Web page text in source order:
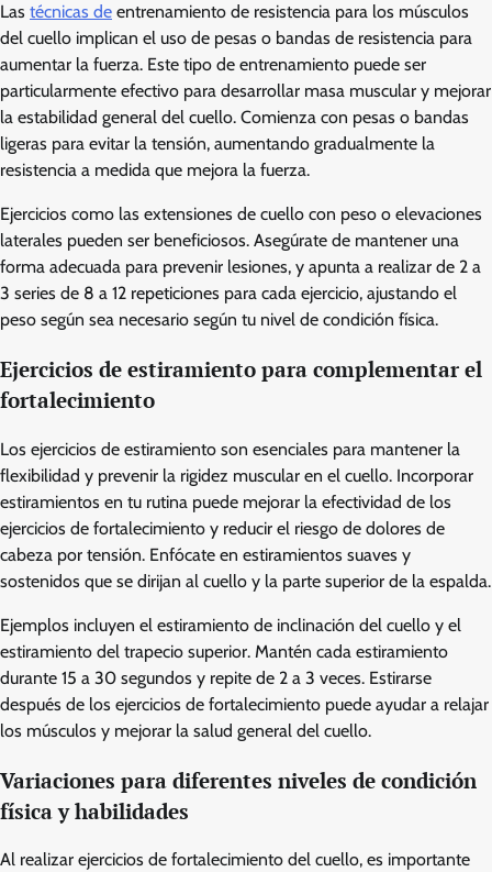
Las técnicas de entrenamiento de resistencia para los músculos
del cuello implican el uso de pesas o bandas de resistencia para
aumentar la fuerza. Este tipo de entrenamiento puede ser
particularmente efectivo para desarrollar masa muscular y mejorar
la estabilidad general del cuello. Comienza con pesas o bandas
ligeras para evitar la tensión, aumentando gradualmente la
resistencia a medida que mejora la fuerza.
Ejercicios como las extensiones de cuello con peso o elevaciones
laterales pueden ser beneficiosos. Asegúrate de mantener una
forma adecuada para prevenir lesiones, y apunta a realizar de 2 a
3 series de 8 a 12 repeticiones para cada ejercicio, ajustando el
peso según sea necesario según tu nivel de condición física.
Ejercicios de estiramiento para complementar el
fortalecimiento
Los ejercicios de estiramiento son esenciales para mantener la
flexibilidad y prevenir la rigidez muscular en el cuello. Incorporar
estiramientos en tu rutina puede mejorar la efectividad de los
ejercicios de fortalecimiento y reducir el riesgo de dolores de
cabeza por tensión. Enfócate en estiramientos suaves y
sostenidos que se dirijan al cuello y la parte superior de la espalda.
Ejemplos incluyen el estiramiento de inclinación del cuello y el
estiramiento del trapecio superior. Mantén cada estiramiento
durante 15 a 30 segundos y repite de 2 a 3 veces. Estirarse
después de los ejercicios de fortalecimiento puede ayudar a relajar
los músculos y mejorar la salud general del cuello.
Variaciones para diferentes niveles de condición
física y habilidades
Al realizar ejercicios de fortalecimiento del cuello, es importante